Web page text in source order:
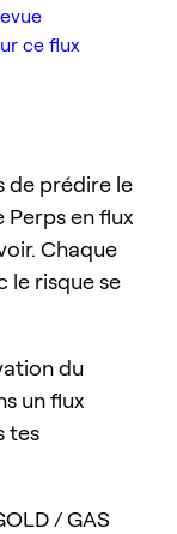
ce flux
de prédire le
Perps en flux
Chaque
le risque se
du
un flux
tes
/ GAS